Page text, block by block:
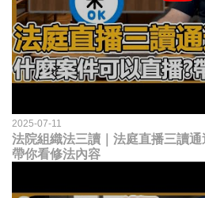
2025-07-11
法院組織法三讀｜法庭直播三讀
帶你看修法內容